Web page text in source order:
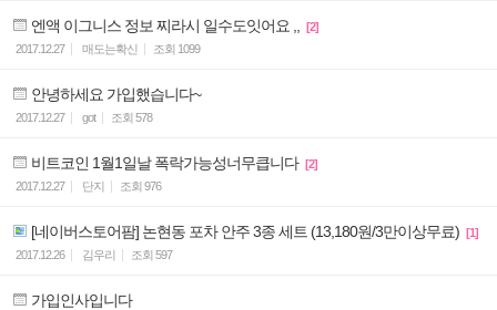
엔액 이그니스 정보 찌라시 일수도잇어요 ,,
[2]
2017.12.27
매도는확신 조회 1099
안녕하세요 가입했습니다~
2017.12.27 got 조회 578
비트코인 1월1일날 폭락가능성너무큽니다 [2]
2017.12.27
단지 조회 976
[네이버스토어팜] 논현동 포차 안주 3종 세트 (13,180원/3만이상무료) [1]
2017.12.26
김우리 조회 597
가입인사입니다